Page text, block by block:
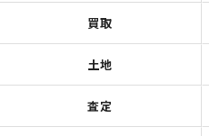
買取
土地
査定